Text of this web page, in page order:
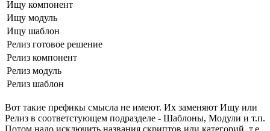
Ищу компонент
Ищу модуль
Ищу шаблон
Релиз готовое решение
Релиз компонент
Релиз модуль
Релиз шаблон
Вот такие префикы смысла не имеют. Их заменяют Ищу или
Релиз в соответстующем подразделе - Шаблоны, Модули и т.п.
Потом надо исключить названия скриптов или категорий, т.е.